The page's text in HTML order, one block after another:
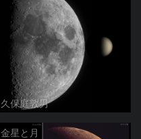
久保庭敦男
金星と月